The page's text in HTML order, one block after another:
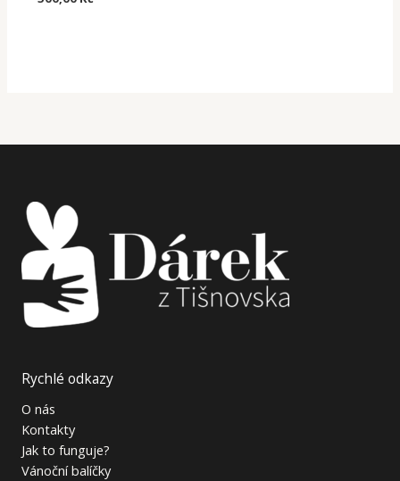
Rychlé odkazy
O nás
Kontakty
Jak to funguje?
Vánoční balíčky